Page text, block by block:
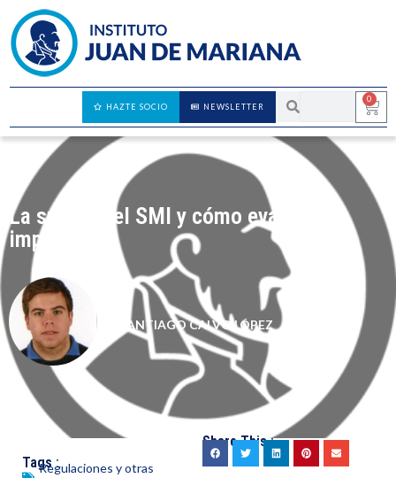
0
NEWSLETTER
HAZTE SOCIO
La subida del SMI y cómo evaluar su
impacto
SANTIAGO CALVO LÓPEZ
Tags :
Regulaciones y otras
Share This :